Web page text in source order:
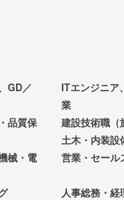
GD／
ITエンジニア
業
品質保
建設技術職（
土木・内装設
械・電
営業・セール
人事総務・